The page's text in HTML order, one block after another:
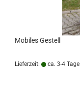
Mobiles Gestell
Lieferzeit: ca. 3-4 Tage